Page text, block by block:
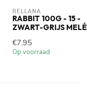
RELLANA
RABBIT 100G - 15 -
ZWART-GRIJS MELÉ
€7,95
Op voorraad